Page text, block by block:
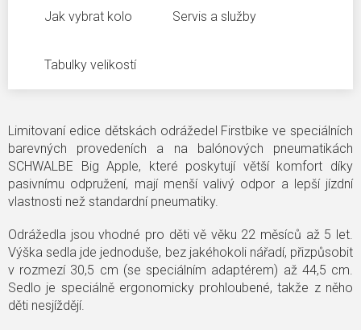
Jak vybrat kolo Servis a služby
Tabulky velikostí
Limitovaní edice dětskách odrážedel Firstbike ve speciálních
barevných provedeních a na balónových pneumatikách
SCHWALBE Big Apple, které poskytují větší komfort díky
pasivnímu odpružení, mají menší valivý odpor a lepší jízdní
vlastnosti než standardní pneumatiky.
Odrážedla jsou vhodné pro děti vě věku 22 měsíců až 5 let.
Výška sedla jde jednoduše, bez jakéhokoli nářadí, přizpůsobit
v rozmezí 30,5 cm (se speciálním adaptérem) až 44,5 cm.
Sedlo je speciálně ergonomicky prohloubené, takže z něho
děti nesjíždějí.